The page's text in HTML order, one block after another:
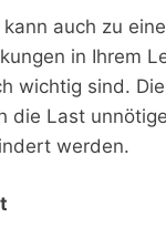
auch zu
in Ihrem
wichtig sind.
die Last
werden.